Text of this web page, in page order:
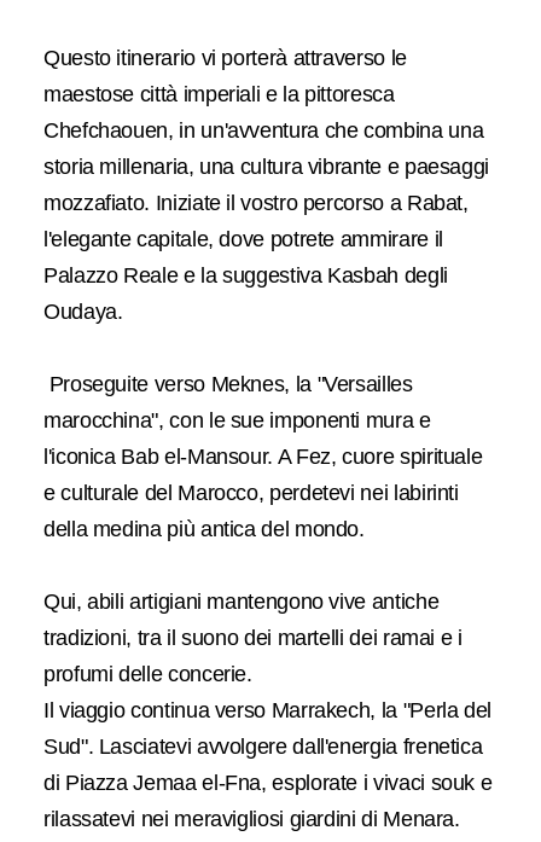
Questo itinerario vi porterà attraverso le
maestose città imperiali e la pittoresca
Chefchaouen, in un'avventura che combina una
storia millenaria, una cultura vibrante e paesaggi
mozzafiato. Iniziate il vostro percorso a Rabat,
l'elegante capitale, dove potrete ammirare il
Palazzo Reale e la suggestiva Kasbah degli
Oudaya.
Proseguite verso Meknes, la "Versailles
marocchina", con le sue imponenti mura e
l'iconica Bab el-Mansour. A Fez, cuore spirituale
e culturale del Marocco, perdetevi nei labirinti
della medina più antica del mondo.
Qui, abili artigiani mantengono vive antiche
tradizioni, tra il suono dei martelli dei ramai e i
profumi delle concerie.
Il viaggio continua verso Marrakech, la "Perla del
Sud". Lasciatevi avvolgere dall'energia frenetica
di Piazza Jemaa el-Fna, esplorate i vivaci souk e
rilassatevi nei meravigliosi giardini di Menara.